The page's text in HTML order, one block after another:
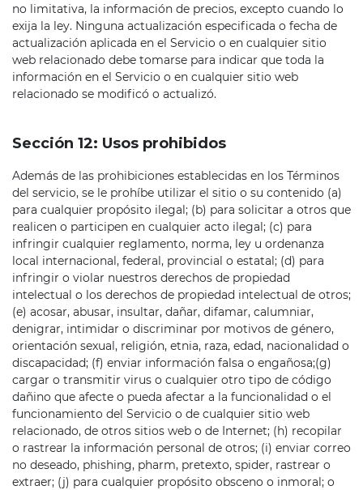
no limitativa, la información de precios, excepto cuando lo
exija la ley. Ninguna actualización especificada o fecha de
actualización aplicada en el Servicio o en cualquier sitio
web relacionado debe tomarse para indicar que toda la
información en el Servicio o en cualquier sitio web
relacionado se modificó o actualizó.
Sección 12: Usos prohibidos
Además de las prohibiciones establecidas en los Términos
del servicio, se le prohíbe utilizar el sitio o su contenido (a)
para cualquier propósito ilegal; (b) para solicitar a otros que
realicen o participen en cualquier acto ilegal; (c) para
infringir cualquier reglamento, norma, ley u ordenanza
local internacional, federal, provincial o estatal; (d) para
infringir o violar nuestros derechos de propiedad
intelectual o los derechos de propiedad intelectual de otros;
(e) acosar, abusar, insultar, dañar, difamar, calumniar,
denigrar, intimidar o discriminar por motivos de género,
orientación sexual, religión, etnia, raza, edad, nacionalidad o
discapacidad; (f) enviar información falsa o engañosa;(g)
cargar o transmitir virus o cualquier otro tipo de código
dañino que afecte o pueda afectar a la funcionalidad o el
funcionamiento del Servicio o de cualquier sitio web
relacionado, de otros sitios web o de Internet; (h) recopilar
o rastrear la información personal de otros; (i) enviar correo
no deseado, phishing, pharm, pretexto, spider, rastrear o
extraer; (j) para cualquier propósito obsceno o inmoral; o